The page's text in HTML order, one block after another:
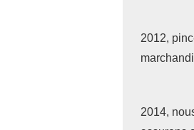
2012,
2014,